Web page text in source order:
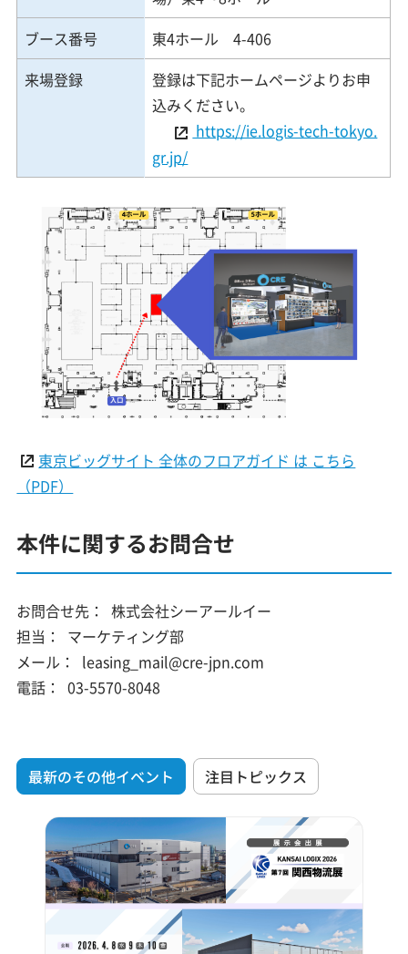
ブース番号
東4ホール 4-406
来場登録
登録は下記ホームページよりお申
込みください。
https://ie.logis-tech-tokyo.
gr.jp/
東京ビッグサイト 全体のフロアガイド は こちら
（PDF）
本件に関するお問合せ
お問合せ先：
株式会社シーアールイー
担当：
マーケティング部
メール：
leasing_mail@cre-jpn.com
電話：
03-5570-8048
最新のその他イベント 注目トピックス